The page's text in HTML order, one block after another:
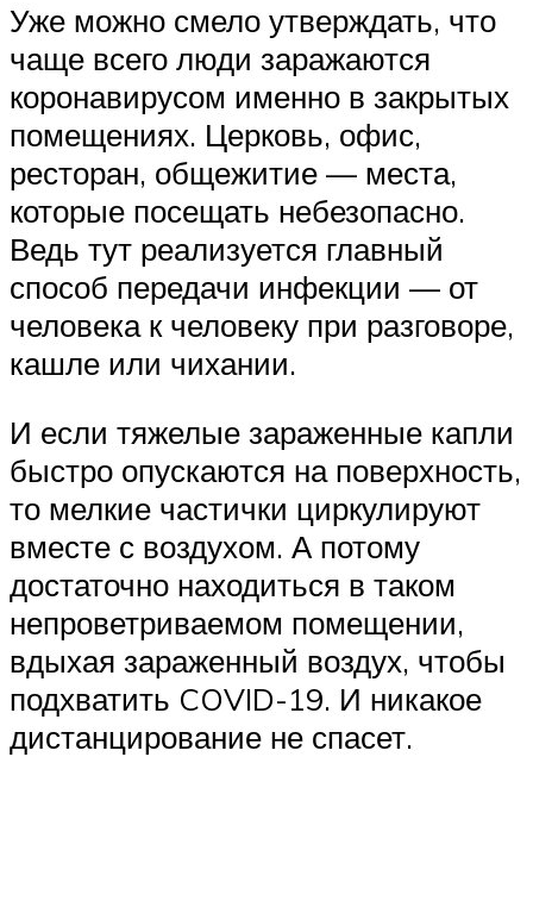
Уже можно смело утверждать, что
чаще всего люди заражаются
коронавирусом именно в закрытых
помещениях. Церковь, офис,
ресторан, общежитие — места,
которые посещать небезопасно.
Ведь тут реализуется главный
способ передачи инфекции — от
человека к человеку при разговоре,
кашле или чихании.
И если тяжелые зараженные капли
быстро опускаются на поверхность,
то мелкие частички циркулируют
вместе с воздухом. А потому
достаточно находиться в таком
непроветриваемом помещении,
вдыхая зараженный воздух, чтобы
подхватить COVID-19. И никакое
дистанцирование не спасет.